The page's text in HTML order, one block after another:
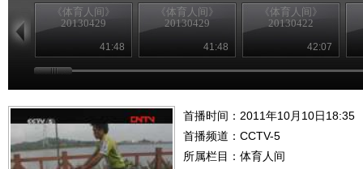
《体育人间》
20130429
41:48
《体育人间》
20130429
41:48
《体育人间》
20130422
42:07
首播时间：2011年10月10日18:35
首播频道： CCTV-5
所属栏目： 体育人间